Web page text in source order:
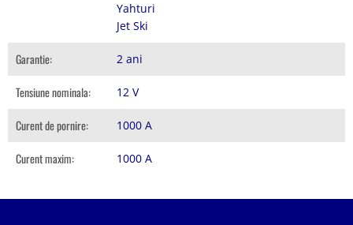
Yahturi
Jet Ski
Garantie: 2 ani
Tensiune nominala: 12 V
Curent de pornire: 1000 A
Curent maxim: 1000 A